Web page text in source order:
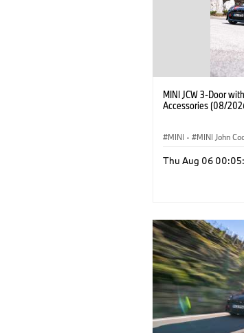
MINI JCW 3-Door
Accessories (08/
MINI · MINI John
Optional Extras,
Thu Aug 06